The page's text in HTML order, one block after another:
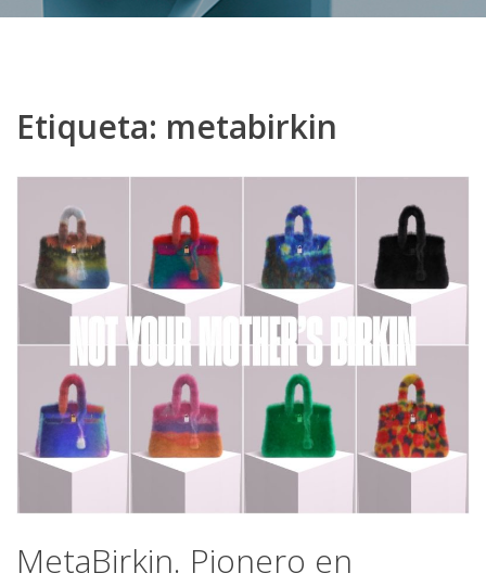
Etiqueta: metabirkin
MetaBirkin. Pionero en